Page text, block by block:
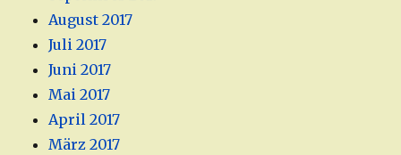
August 2017
Juli 2017
Juni 2017
Mai 2017
April 2017
März 2017